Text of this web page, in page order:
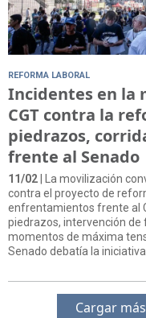
REFORMA LABORAL
Incidentes en la
CGT contra la
piedrazos,
frente al Senado
11/02 | La movilización
contra el proyecto de
enfrentamientos frente al
piedrazos, intervención de
momentos de máxima
Senado debatía la iniciativa.
Cargar